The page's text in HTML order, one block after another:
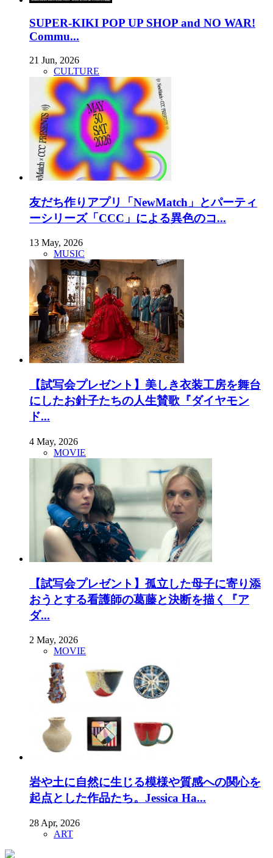
SUPER-KIKI POP UP SHOP and NO WAR!
Commu...
21 Jun, 2026
CULTURE
友だち作りアプリ「NewMatch」とパーティ
ーシリーズ「CCC」による異色のコ...
13 May, 2026
MUSIC
【試写会プレゼント】美しき衣装工房を舞台
にしたお針子たちの人生賛歌『ダイヤモン
ド...
4 May, 2026
MOVIE
【試写会プレゼント】孤立した母子に寄り添
おうとする看護師の葛藤と決断を描く『ア
ダ...
2 May, 2026
MOVIE
岩や土に自然に生じる模様や質感への関心を
起点とした作品たち。Jessica Ha...
28 Apr, 2026
ART